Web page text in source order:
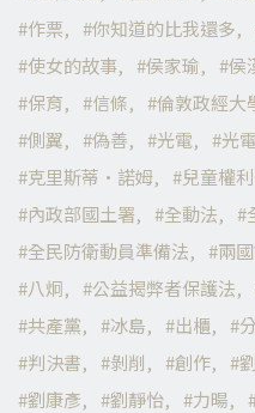
作票
你知道的比我還多
使女的故事
侯家瑜 侯
保育
信條 倫敦政經大
側翼
偽善 光電 光
克里斯蒂·諾姆
兒童權
內政部國土署
全動法
全民防衛動員準備法
兩
八炯
公益揭弊者保護法
共產黨
冰島 出櫃
判決書
剝削 創作
劉康彥
劉靜怡 力暘